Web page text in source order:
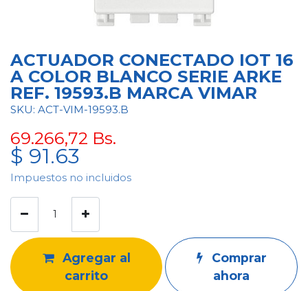
ACTUADOR CONECTADO IOT 16
A COLOR BLANCO SERIE ARKE
REF. 19593.B MARCA VIMAR
SKU: ACT-VIM-19593.B
69.266,72 Bs.
$ 91.63
Impuestos no incluidos
Agregar al
carrito
Comprar
ahora